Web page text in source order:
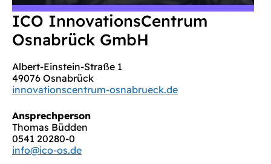
ICO InnovationsCentrum
Osnabrück GmbH
Albert-Einstein-Straße 1
49076 Osnabrück
innovationscentrum-osnabrueck.de
Ansprechperson
Thomas Büdden
0541 20280-0
info@ico-os.de